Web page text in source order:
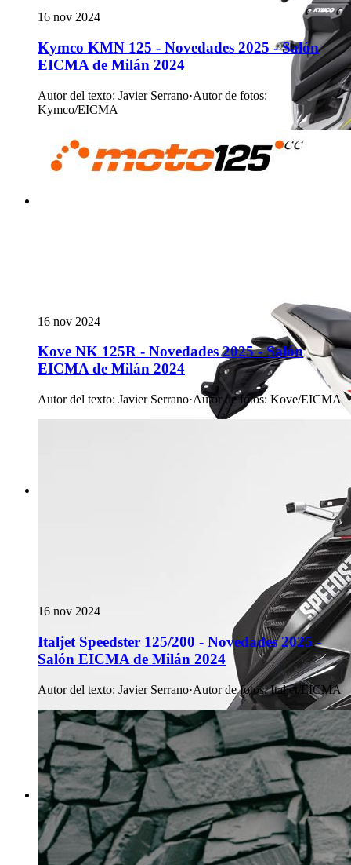
16 nov 2024
Kymco KMN 125 - Novedades 2025 - Salón
EICMA de Milán 2024
Autor del texto: Javier Serrano·Autor de fotos:
Kymco/EICMA
16 nov 2024
Kove NK 125R - Novedades 2025 - Salón
EICMA de Milán 2024
Autor del texto: Javier Serrano·Autor de fotos: Kove/EICMA
16 nov 2024
Italjet Speedster 125/200 - Novedades 2025 -
Salón EICMA de Milán 2024
Autor del texto: Javier Serrano·Autor de fotos: Italjet/EICMA